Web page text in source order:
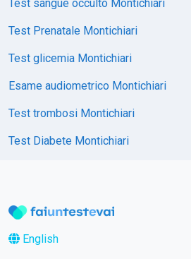
Test sangue occulto Montichiari
Test Prenatale Montichiari
Test glicemia Montichiari
Esame audiometrico Montichiari
Test trombosi Montichiari
Test Diabete Montichiari
English